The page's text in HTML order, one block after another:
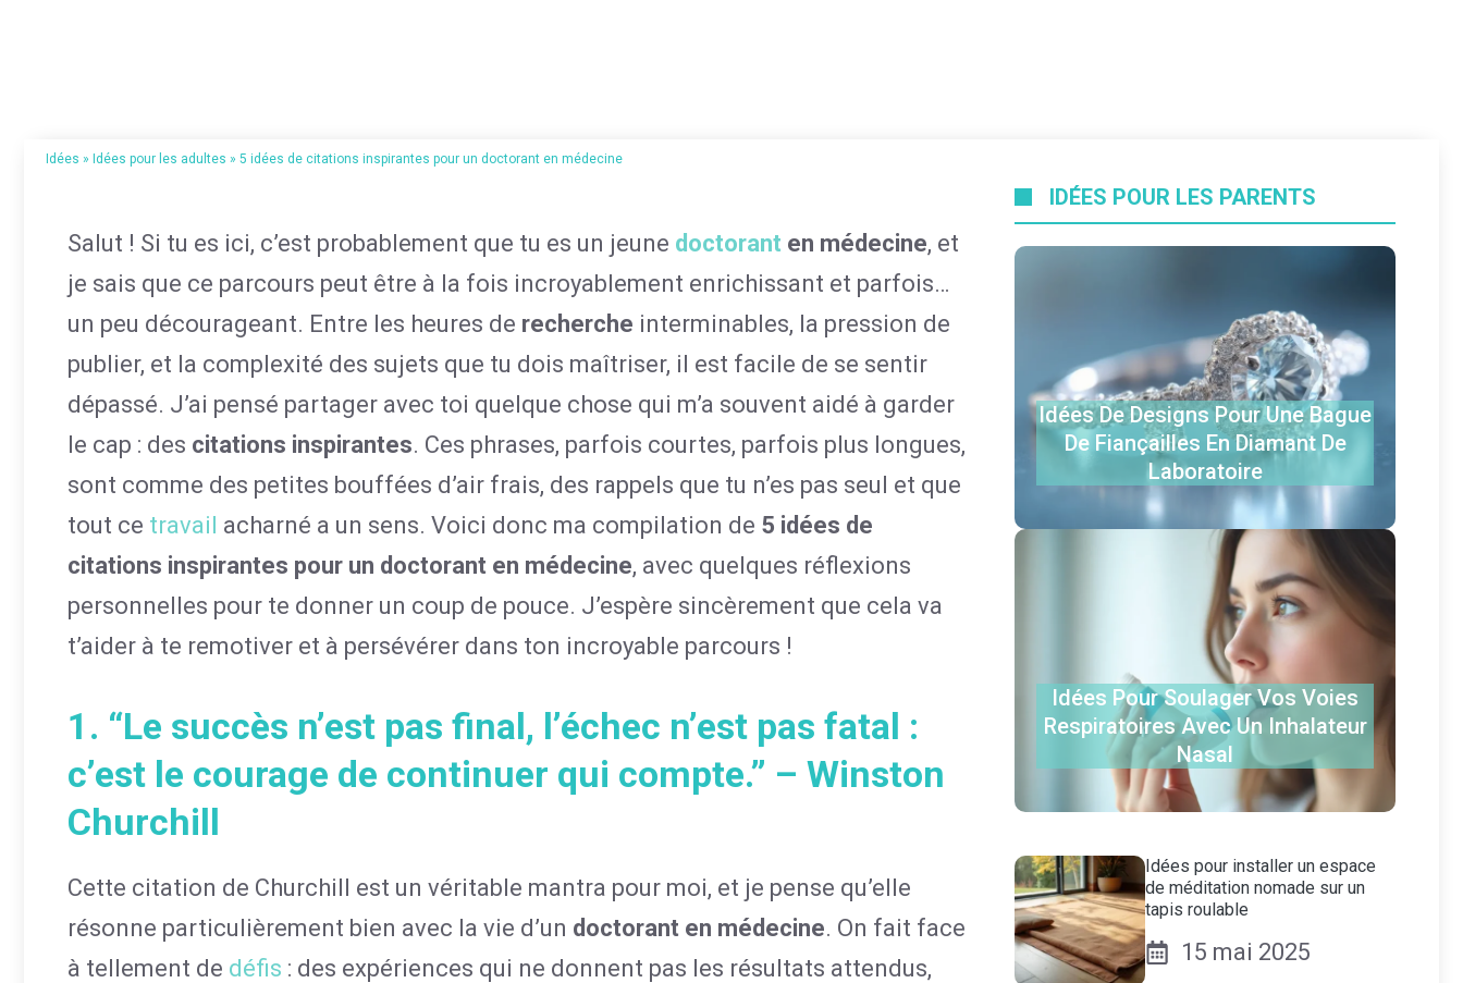
Idées » Idées pour les adultes » 5 idées de citations inspirantes pour un doctorant en médecine
Salut ! Si tu es ici, c’est probablement que tu es un jeune doctorant en médecine, et
je sais que ce parcours peut être à la fois incroyablement enrichissant et parfois…
un peu décourageant. Entre les heures de recherche interminables, la pression de
publier, et la complexité des sujets que tu dois maîtriser, il est facile de se sentir
dépassé. J’ai pensé partager avec toi quelque chose qui m’a souvent aidé à garder
le cap : des citations inspirantes. Ces phrases, parfois courtes, parfois plus longues,
sont comme des petites bouffées d’air frais, des rappels que tu n’es pas seul et que
tout ce travail acharné a un sens. Voici donc ma compilation de 5 idées de
citations inspirantes pour un doctorant en médecine, avec quelques réflexions
personnelles pour te donner un coup de pouce. J’espère sincèrement que cela va
t’aider à te remotiver et à persévérer dans ton incroyable parcours !
1. “Le succès n’est pas final, l’échec n’est pas fatal :
c’est le courage de continuer qui compte.” – Winston
Churchill
Cette citation de Churchill est un véritable mantra pour moi, et je pense qu’elle
résonne particulièrement bien avec la vie d’un doctorant en médecine. On fait face
à tellement de défis : des expériences qui ne donnent pas les résultats attendus,
IDÉES POUR LES PARENTS
Idées De Designs Pour Une Bague
De Fiançailles En Diamant De
Laboratoire
Idées Pour Soulager Vos Voies
Respiratoires Avec Un Inhalateur
Nasal
Idées pour installer un espace
de méditation nomade sur un
tapis roulable
15 mai 2025